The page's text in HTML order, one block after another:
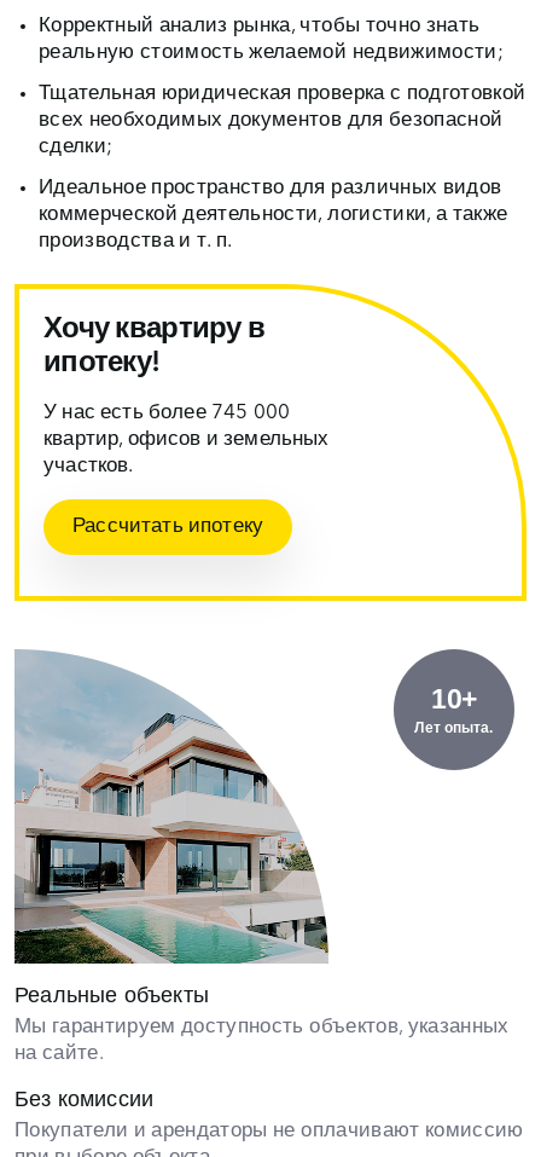
Корректный анализ рынка, чтобы точно знать
реальную стоимость желаемой недвижимости;
Тщательная юридическая проверка с подготовкой
всех необходимых документов для безопасной
сделки;
Идеальное пространство для различных видов
коммерческой деятельности, логистики, а также
производства и т. п.
Хочу квартиру в
ипотеку!
У нас есть более 745 000
квартир, офисов и земельных
участков.
Рассчитать ипотеку
10+
Лет опыта.
Реальные объекты
Мы гарантируем доступность объектов, указанных
на сайте.
Без комиссии
Покупатели и арендаторы не оплачивают комиссию